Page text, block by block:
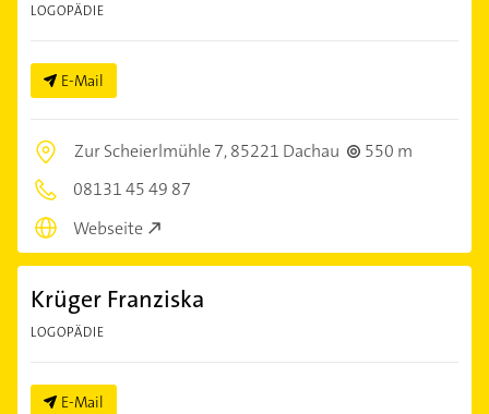
LOGOPÄDIE
E-Mail
Zur Scheierlmühle 7,85221 Dachau
550 m
08131 45 49 87
Webseite
Krüger Franziska
LOGOPÄDIE
E-Mail